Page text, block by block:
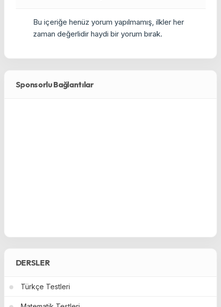
Bu içeriğe henüz yorum yapılmamış, ilkler her
zaman değerlidir haydi bir yorum bırak.
Sponsorlu Bağlantılar
DERSLER
Türkçe Testleri